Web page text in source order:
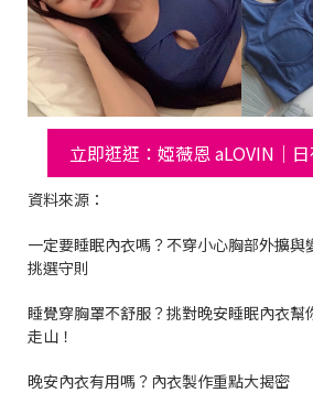
立即逛逛：婭薇恩 aLOVIN｜
資料來源：
一定要睡眠內衣嗎？不穿小心胸部外擴與
挑選守則
睡覺穿胸罩不舒服？挑對晚安睡眠內衣幫
走山！
晚安內衣有用嗎？內衣製作重點大揭密